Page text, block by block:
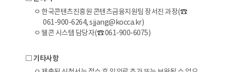
ㅇ 한국콘텐츠진흥원 콘텐츠금융지원팀 장서진 과장(☎
061-900-6264, sjjang@kocca.kr)
ㅇ 웰콘 시스템 담당자(☎ 061-900-6075)
□ 기타사항